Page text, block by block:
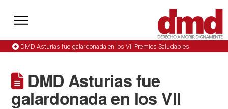
DMD Asturias fue galardonada en los VII Premios Saludables
DMD Asturias fue
galardonada en los VII